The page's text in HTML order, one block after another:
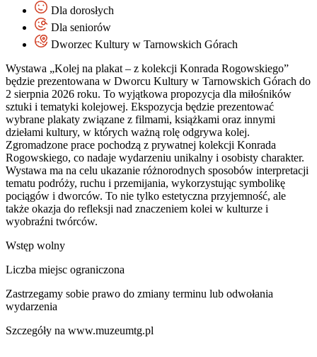
Dla dorosłych
Dla seniorów
Dworzec Kultury w Tarnowskich Górach
Wystawa „Kolej na plakat – z kolekcji Konrada Rogowskiego”
będzie prezentowana w Dworcu Kultury w Tarnowskich Górach do
2 sierpnia 2026 roku. To wyjątkowa propozycja dla miłośników
sztuki i tematyki kolejowej. Ekspozycja będzie prezentować
wybrane plakaty związane z filmami, książkami oraz innymi
dziełami kultury, w których ważną rolę odgrywa kolej.
Zgromadzone prace pochodzą z prywatnej kolekcji Konrada
Rogowskiego, co nadaje wydarzeniu unikalny i osobisty charakter.
Wystawa ma na celu ukazanie różnorodnych sposobów interpretacji
tematu podróży, ruchu i przemijania, wykorzystując symbolikę
pociągów i dworców. To nie tylko estetyczna przyjemność, ale
także okazja do refleksji nad znaczeniem kolei w kulturze i
wyobraźni twórców.
Wstęp wolny
Liczba miejsc ograniczona
Zastrzegamy sobie prawo do zmiany terminu lub odwołania
wydarzenia
Szczegóły na www.muzeumtg.pl